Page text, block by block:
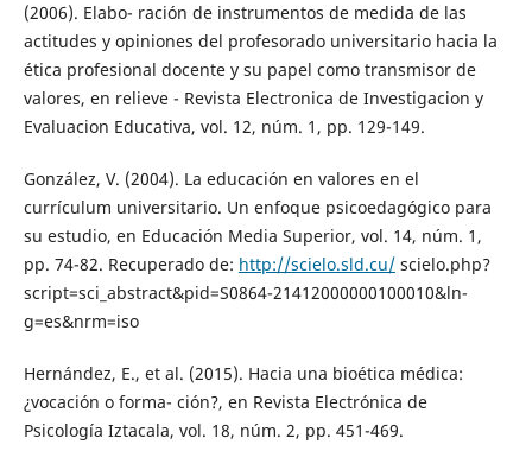
(2006). Elabo- ración de instrumentos de medida de las
actitudes y opiniones del profesorado universitario hacia la
ética profesional docente y su papel como transmisor de
valores, en relieve - Revista Electronica de Investigacion y
Evaluacion Educativa, vol. 12, núm. 1, pp. 129-149.
González, V. (2004). La educación en valores en el
currículum universitario. Un enfoque psicoedagógico para
su estudio, en Educación Media Superior, vol. 14, núm. 1,
pp. 74-82. Recuperado de: http://scielo.sld.cu/scielo.php?
script=sci_abstract&pid=S0864-21412000000100010&ln-
g=es&nrm=iso
Hernández, E., et al. (2015). Hacia una bioética médica:
¿vocación o forma- ción?, en Revista Electrónica de
Psicología Iztacala, vol. 18, núm. 2, pp. 451-469.